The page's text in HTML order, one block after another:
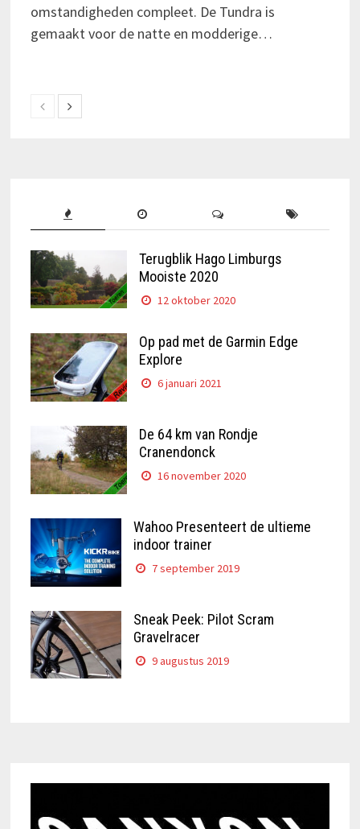
omstandigheden compleet. De Tundra is
gemaakt voor de natte en modderige…
Terugblik Hago Limburgs
Mooiste 2020
12 oktober 2020
Op pad met de Garmin Edge
Explore
6 januari 2021
De 64 km van Rondje
Cranendonck
16 november 2020
Wahoo Presenteert de ultieme
indoor trainer
7 september 2019
Sneak Peek: Pilot Scram
Gravelracer
9 augustus 2019